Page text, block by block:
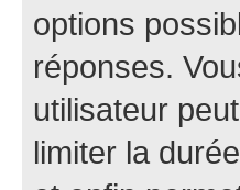
options
réponses.
utilisateur
limiter la